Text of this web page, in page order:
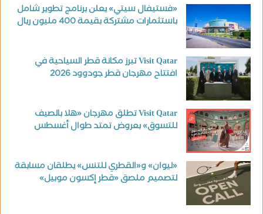
«فستيفال سيتي» يعلن برنامج تطوير شامل
باستثمارات مشتركة بقيمة 400 مليون ريال
Visit Qatar تبرز مكانة قطر السياحية في
افتتاح مهرجان قطر جودوود 2026
Visit Qatar تطلق مهرجان «هلا بالصيف
للتسوق» بعروض تمتد طوال أغسطس
«ليوان» و«القطري للتنس» يطلقان مسابقة
لتصميم ملصق «قطر إكسون موبيل»